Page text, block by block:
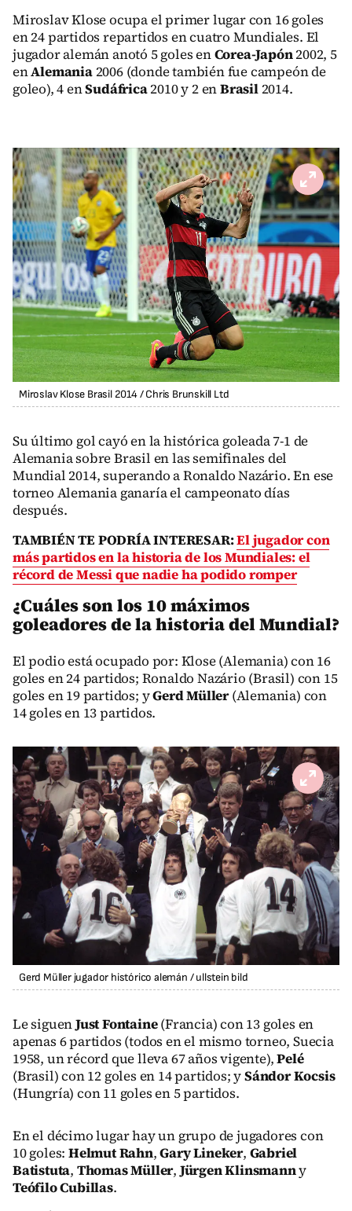
Miroslav Klose ocupa el primer lugar con 16 goles
en 24 partidos repartidos en cuatro Mundiales. El
jugador alemán anotó 5 goles enCorea-Japón2002, 5
enAlemania2006 (donde también fue campeón de
goleo), 4 enSudáfrica2010 y 2 enBrasil2014.
Miroslav Klose Brasil 2014/Chris Brunskill Ltd
Su último gol cayó en la histórica goleada 7-1 de
Alemania sobre Brasil en las semifinales del
Mundial 2014, superando a Ronaldo Nazário. En ese
torneo Alemania ganaría el campeonato días
después.
TAMBIÉN TE PODRÍA INTERESAR:El jugador con
más partidos en la historia de los Mundiales: el
récord de Messi que nadie ha podido romper
¿Cuáles son los 10 máximos
goleadores de la historia del Mundial?
El podio está ocupado por: Klose (Alemania) con 16
goles en 24 partidos; Ronaldo Nazário (Brasil) con 15
goles en 19 partidos; yGerd Müller(Alemania) con
14 goles en 13 partidos.
Gerd Müller jugador histórico alemán /ullstein bild
Le siguenJust Fontaine(Francia) con 13 goles en
apenas 6 partidos (todos en el mismo torneo, Suecia
1958, un récord que lleva 67 años vigente),Pelé
(Brasil) con 12 goles en 14 partidos; ySándor Kocsis
(Hungría) con 11 goles en 5 partidos.
En el décimo lugar hay un grupo de jugadores con
10 goles: Helmut Rahn,Gary Lineker, Gabriel
Batistuta, Thomas Müller,Jürgen Klinsmanny
Teófilo Cubillas.